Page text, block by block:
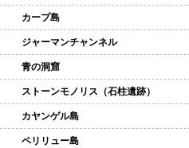
カープ島
ジャーマンチャンネル
青の洞窟
ストーンモノリス（石柱遺跡）
カヤンゲル島
ペリリュー島